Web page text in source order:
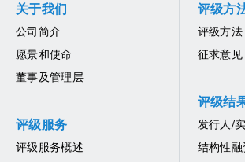
关于我们
公司简介
愿景和使命
董事及管理层
评级服务
评级服务概述
评级方
评级方法
征求意见
评级结
发行人/
结构性融